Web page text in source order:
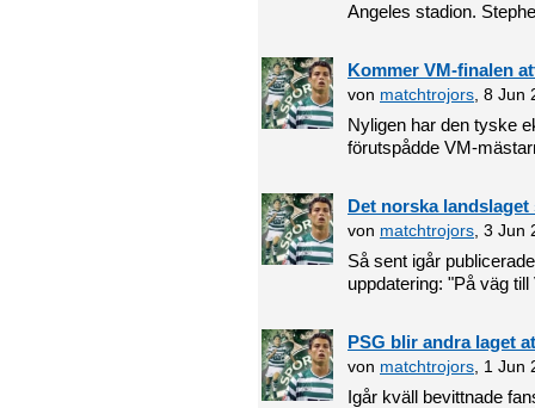
Angeles stadion.
Kommer VM-finalen
von matchtrojors , 8
Nyligen har den tyske
förutspådde VM-
Det norska
von matchtrojors , 3
Så sent igår
uppdatering: "På väg
PSG blir andra laget
von matchtrojors , 1
Igår kväll bevittnade